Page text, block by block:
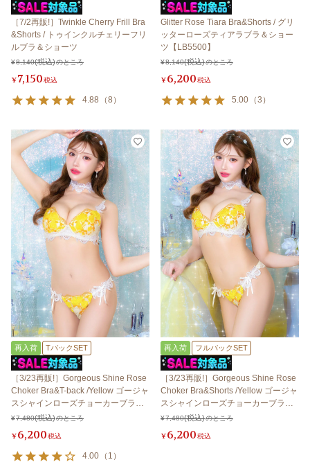
［7/2再販!］Twinkle Cherry Frill Bra
&Shorts / トゥインクルチェリーフリ
ルブラ＆ショーツ
¥8,140 のところ
¥7,150税込
4.88 （8 ）
Glitter Rose Tiara Bra&Shorts / グリ
ッターローズティアラブラ＆ショー
ツ【LB5500】
¥8,140 のところ
¥6,200税込
5.00 （3 ）
再入荷 TバックSET
［3/23再販!］Gorgeous Shine Rose
Choker Bra&T-back /Yellow ゴージャ
スシャインローズチョーカーブラ＆T
バック / イエロー
¥7,480 のところ
¥6,200税込
4.00 （ 1 ）
再入荷 フルバックSET
［3/23再販!］Gorgeous Shine Rose
Choker Bra&Shorts /Yellow ゴージャ
スシャインローズチョーカーブラ＆
ショーツ / イエロー
¥7,480 のところ
¥6,200税込